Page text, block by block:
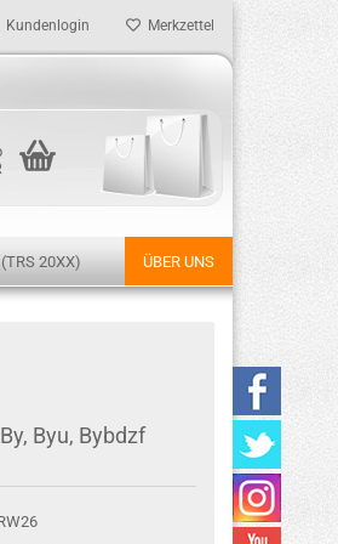
Kundenlogin Merkzettel
20XX) ÜBER UNS
Byu, Bybdzf